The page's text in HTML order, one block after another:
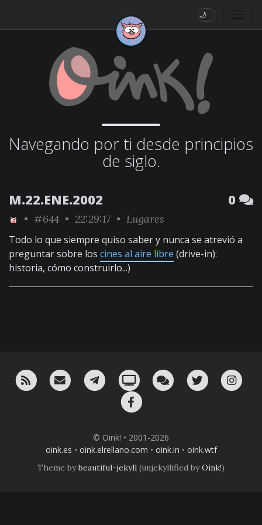
🌙
Navegando por ti desde principios
de siglo.
M.22.ENE.2002 0
• #644 • 22:29:17 • Lugares
Todo lo que siempre quiso saber y nunca se atrevió a
preguntar sobre los cines al aire libre (drive-in):
historia, cómo construirlo...)
RSS ¡Mándame un email!¡Nuestro canal en Telegram!
Oink! TV Charla con nosotros
Twitter
© Oink! • 2001-2026
oink.es • oink.elrellano.com • oink.in • oink.wtf
Theme bybeautiful-jekyll (unjekyllified byOink!)